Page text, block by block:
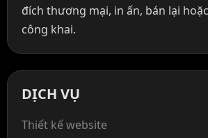
đích thương mại, in ấn, bán lại
công khai.
DỊCH VỤ
Thiết kế website